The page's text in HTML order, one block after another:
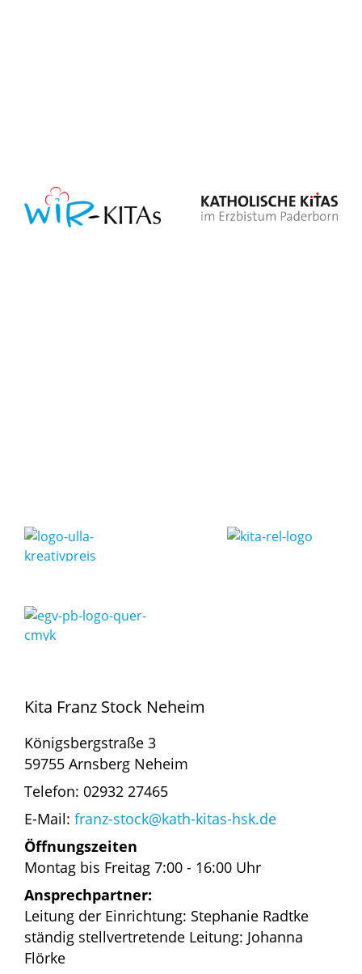
Kita Franz Stock Neheim
Königsbergstraße 3
59755 Arnsberg Neheim
Telefon: 02932 27465
E-Mail: franz-stock@kath-kitas-hsk.de
Öffnungszeiten
Montag bis Freitag 7:00 - 16:00 Uhr
Ansprechpartner:
Leitung der Einrichtung: Stephanie Radtke
ständig stellvertretende Leitung: Johanna
Flörke